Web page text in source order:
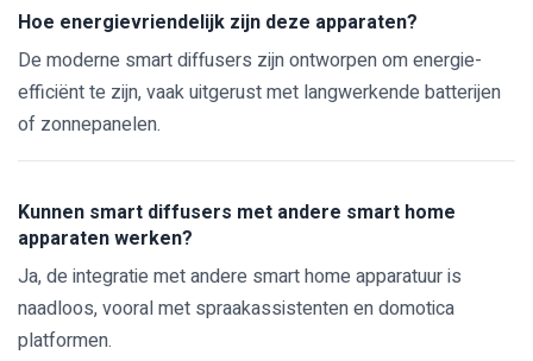
Hoe energievriendelijk zijn deze apparaten?
De moderne smart diffusers zijn ontworpen om energie-
efficiënt te zijn, vaak uitgerust met langwerkende batterijen
of zonnepanelen.
Kunnen smart diffusers met andere smart home
apparaten werken?
Ja, de integratie met andere smart home apparatuur is
naadloos, vooral met spraakassistenten en domotica
platformen.